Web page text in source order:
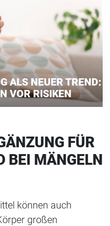
ALS NEUER TREND:
VOR RISIKEN
FÜR
BEI MÄNGELN
können auch
großen